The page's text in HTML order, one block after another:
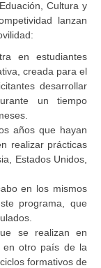
Cultura y
lanzan
en estudiantes
creada para el
desarrollar
un tiempo
años que hayan
realizar prácticas
Estados Unidos,
en los mismos
programa, que
se realizan en
en otro país de la
formativos de